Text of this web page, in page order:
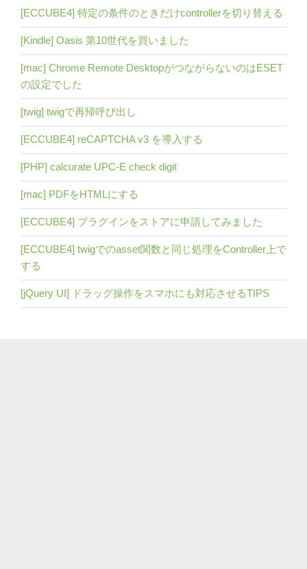
[ECCUBE4] 特定の条件のときだけcontrollerを切り替える
[Kindle] Oasis 第10世代を買いました
[mac] Chrome Remote DesktopがつながらないのはESET
の設定でした
[twig] twigで再帰呼び出し
[ECCUBE4] reCAPTCHA v3 を導入する
[PHP] calcurate UPC-E check digit
[mac] PDFをHTMLにする
[ECCUBE4] プラグインをストアに申請してみました
[ECCUBE4] twigでのasset関数と同じ処理をController上で
する
[jQuery UI] ドラッグ操作をスマホにも対応させるTIPS